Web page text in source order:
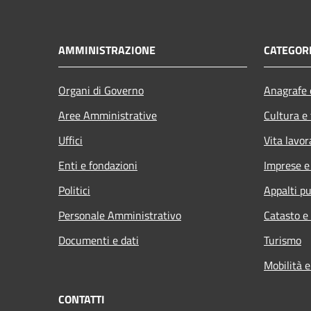
AMMINISTRAZIONE
Organi di Governo
Aree Amministrative
Uffici
Enti e fondazioni
Politici
Personale Amministrativo
Documenti e dati
Cultura
Vita
Imprese
Appalti
Catasto
Turismo
Mobilità
CONTATTI